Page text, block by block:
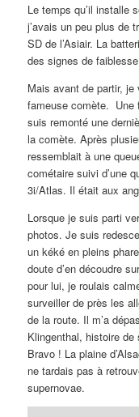
Le temps qu’il installe
j’avais un peu plus de
SD de l’Asiair. La
des signes de
Mais avant de partir,
fameuse comète. Une
suis remonté une
la comète. Après
ressemblait à une
cométaire suivi d’une
3i/Atlas. Il était aux
Lorsque je suis parti
photos. Je suis
un kéké en pleins
doute d’en découdre
pour lui, je roulais
surveiller de près les
de la route. Il m’a
Klingenthal, histoire de
Bravo ! La plaine
ne tardais pas à
supernovae.